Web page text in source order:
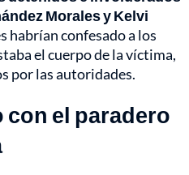
Morales y Kelvi
habrían confesado a los
el cuerpo de la víctima,
por las autoridades.
con el paradero